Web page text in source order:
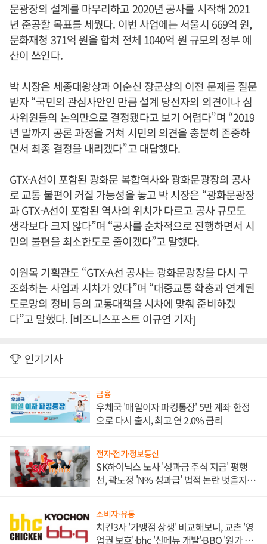
문광장의 설계를 마무리하고 2020년 공사를 시작해 2021
년 준공할 목표를 세웠다. 이번 사업에는 서울시 669억 원,
문화재청 371억 원을 합쳐 전체 1040억 원 규모의 정부 예
산이 쓰인다.
박 시장은 세종대왕상과 이순신 장군상의 이전 문제를 질문
받자 “국민의 관심사안인 만큼 설계 당선자의 의견이나 심
사위원들의 논의만으로 결정됐다고 보기 어렵다”며 “2019
년 말까지 공론 과정을 거쳐 시민의 의견을 충분히 존중하
면서 최종 결정을 내리겠다”고 대답했다.
GTX-A선이 포함된 광화문 복합역사와 광화문광장의 공사
로 교통 불편이 커질 가능성을 놓고 박 시장은 “광화문광장
과 GTX-A선이 포함된 역사의 위치가 다르고 공사 규모도
생각보다 크지 않다”며 “공사를 순차적으로 진행하면서 시
민의 불편을 최소한도로 줄이겠다”고 말했다.
이원목 기획관도 “GTX-A선 공사는 광화문광장을 다시 구
조화하는 사업과 시차가 있다”며 “대중교통 확충과 연계된
도로망의 정비 등의 교통대책을 시차에 맞춰 준비하겠
다”고 말했다. [비즈니스포스트 이규연 기자]
인기기사
금융
우체국 '매일이자 파킹통장' 5만 계좌 한정
으로 다시 출시, 최고 연 2.0% 금리
전자·전기·정보통신
SK하이닉스 노사 '성과급 주식 지급' 평행
선, 곽노정 'N% 성과급' 법적 논란 벗을지 주
소비자·유통
치킨3사 '가맹점 상생' 비교해보니, 교촌 '영
업권 보호'·bhc '신메뉴 개발'·BBQ '원가 부